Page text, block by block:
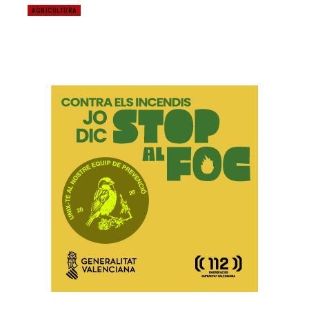
AGRICULTURA